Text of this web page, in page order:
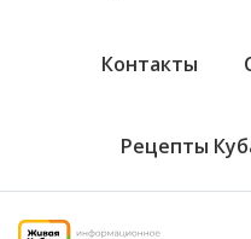
Контакты
Рецепты